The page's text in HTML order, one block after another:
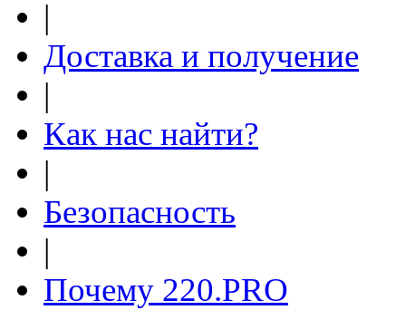
|
Доставка и получение
|
Как нас найти?
|
Безопасность
|
Почему 220.PRO